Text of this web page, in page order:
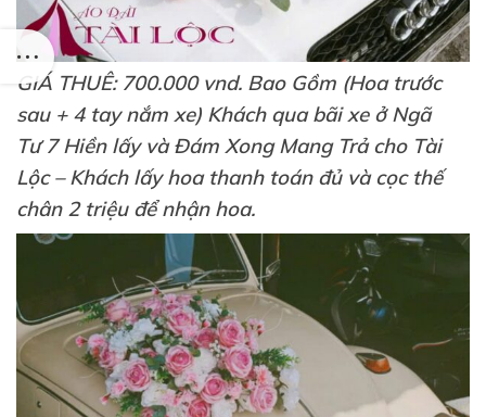
GIÁ THUÊ: 700.000 vnd. Bao Gồm (Hoa trước
sau + 4 tay nắm xe) Khách qua bãi xe ở Ngã
Tư 7 Hiền lấy và Đám Xong Mang Trả cho Tài
Lộc – Khách lấy hoa thanh toán đủ và cọc thế
chân 2 triệu để nhận hoa.